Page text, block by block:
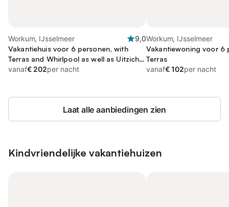
Workum, IJsselmeer
9,0
Vakantiehuis voor 6 personen, with
Terras and Whirlpool as well as Uitzicht
op het meer
vanaf€ 202per nacht
Workum, IJsselmeer
Vakantiewoning voor 6
Terras
vanaf€ 102per nacht
Laat alle aanbiedingen zien
Kindvriendelijke vakantiehuizen